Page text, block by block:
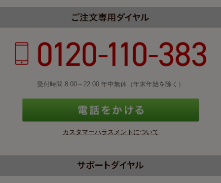
受付時間 8:00～22:00 年中無休（年末年始を除く）
カスタマーハラスメントについて